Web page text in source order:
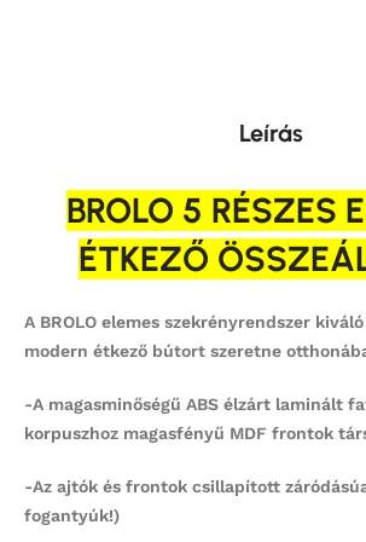
Leírás
BROLO 5 RÉSZES
ÉTKEZŐ
A BROLO elemes szekrényrendszer
modern étkező bútort szeretne
-A magasminőségű ABS élzárt laminált
korpuszhoz magasfényű MDF frontok
-Az ajtók és frontok csillapított
fogantyúk!)